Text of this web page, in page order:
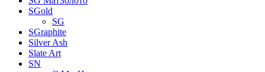
SGold
SG
SGraphite
Silver Ash
Slate Art
SN